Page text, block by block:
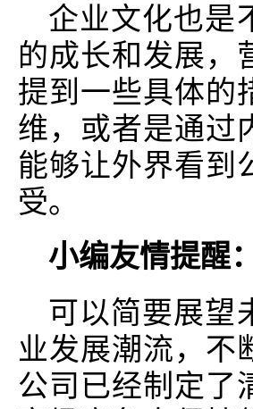
企业文化也是
的成长和发展，
提到一些具体的
维，或者是通过
能够让外界看到
受。
小编友情提醒：
可以简要展望
业发展潮流，不
公司已经制定了